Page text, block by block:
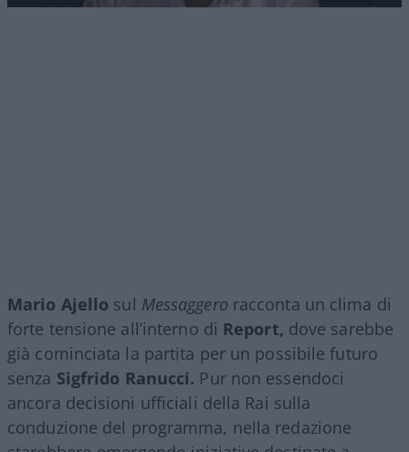
Mario Ajello sul Messaggero racconta un clima di
forte tensione all’interno di Report, dove sarebbe
già cominciata la partita per un possibile futuro
senza Sigfrido Ranucci. Pur non essendoci
ancora decisioni ufficiali della Rai sulla
conduzione del programma, nella redazione